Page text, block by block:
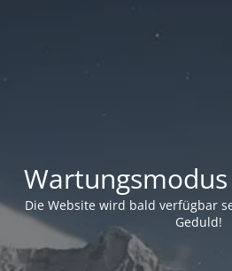
Die Website wird bald verfügbar
Geduld!